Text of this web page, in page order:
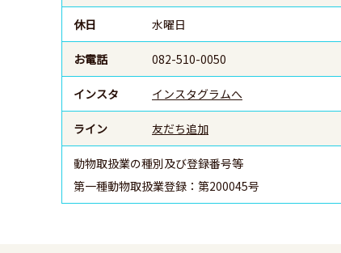
休日 水曜日
お電話 082-510-0050
インスタ インスタグラムへ
ライン 友だち追加
動物取扱業の種別及び登録番号等
第一種動物取扱業登録：第200045号